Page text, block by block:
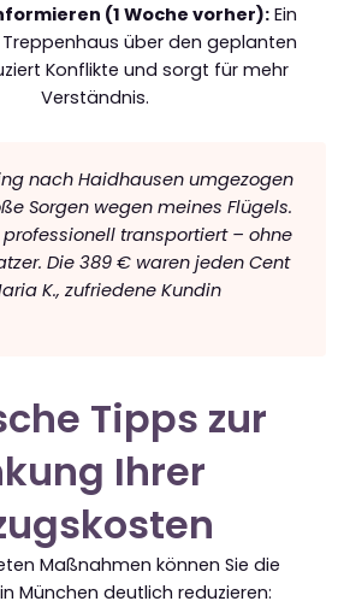
(1 Woche vorher): Ein
über den geplanten
Konflikte und sorgt für mehr
Verständnis.
nach Haidhausen umgezogen
Sorgen wegen meines Flügels.
transportiert – ohne
Die 389 € waren jeden Cent
K., zufriedene Kundin
Tipps zur
Ihrer
Maßnahmen können Sie die
München deutlich reduzieren: